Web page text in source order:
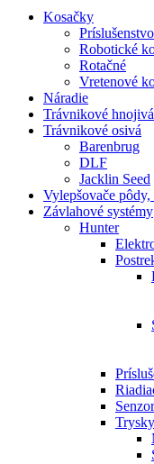
Kosačky
Príslušenstvo
Robotické
Rotačné
Vretenové
Náradie
Trávnikové hnojivá
Trávnikové osivá
Barenbrug
DLF
Jacklin Seed
Vylepšovače
Závlahové systémy
Hunter
Trysky